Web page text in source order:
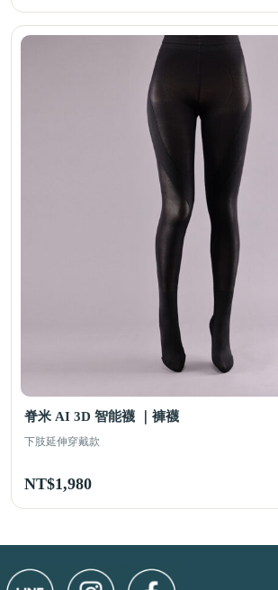
脊米 AI 3D 智能襪 ｜褲襪
下肢延伸穿戴款
NT$1,980